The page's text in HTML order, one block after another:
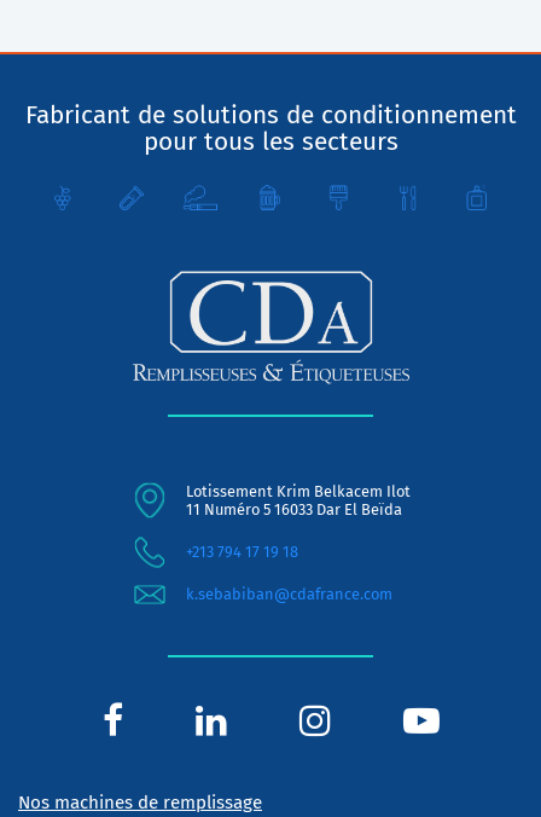
Fabricant de solutions de conditionnement
pour tous les secteurs
Lotissement Krim Belkacem Ilot
11 Numéro 5 16033 Dar El Beïda
+213 794 17 19 18
k.sebabiban@cdafrance.com
Nos machines de remplissage